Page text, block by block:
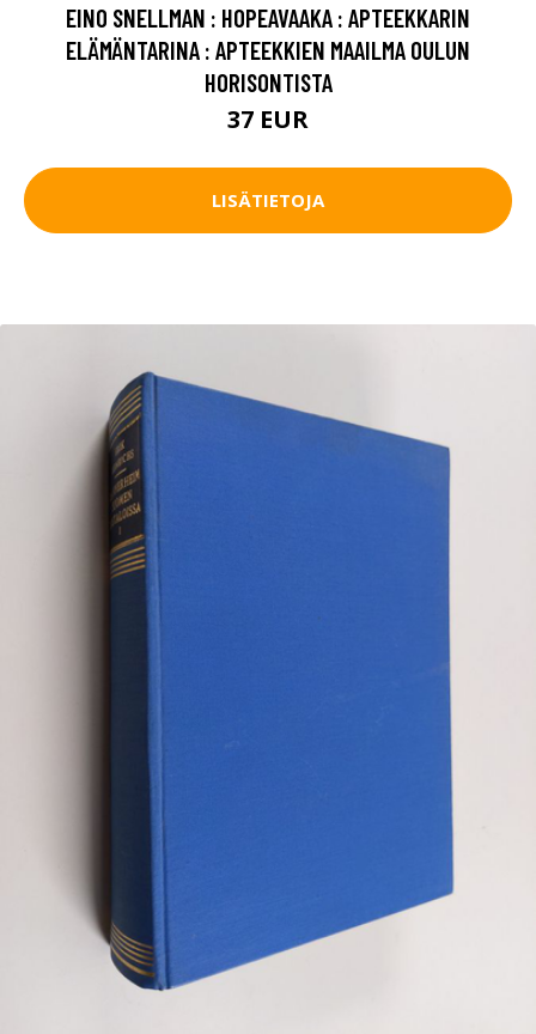
EINO SNELLMAN : HOPEAVAAKA : APTEEKKARIN
ELÄMÄNTARINA : APTEEKKIEN MAAILMA OULUN
HORISONTISTA
37 EUR
LISÄTIETOJA